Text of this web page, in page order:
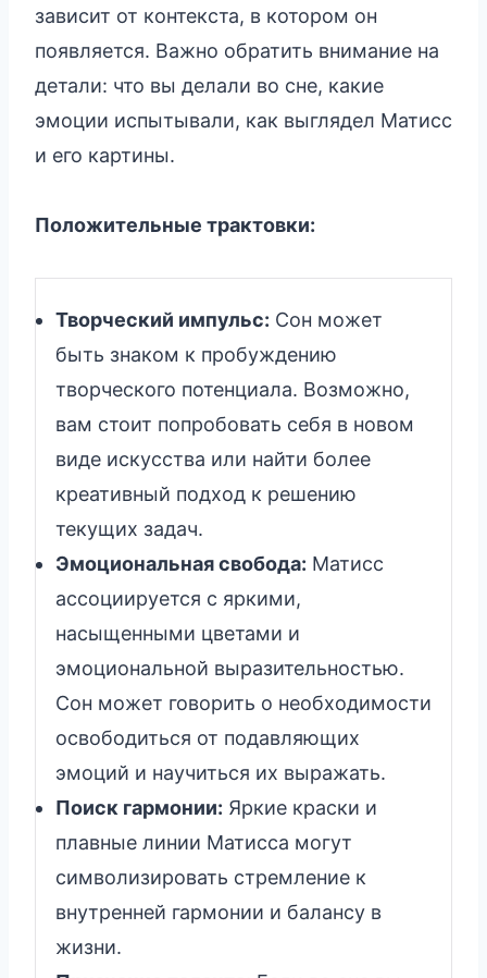
зависит от контекста, в котором он
появляется. Важно обратить внимание на
детали: что вы делали во сне, какие
эмоции испытывали, как выглядел Матисс
и его картины.
Положительные трактовки:
Творческий импульс: Сон может
быть знаком к пробуждению
творческого потенциала. Возможно,
вам стоит попробовать себя в новом
виде искусства или найти более
креативный подход к решению
текущих задач.
Эмоциональная свобода: Матисс
ассоциируется с яркими,
насыщенными цветами и
эмоциональной выразительностью.
Сон может говорить о необходимости
освободиться от подавляющих
эмоций и научиться их выражать.
Поиск гармонии: Яркие краски и
плавные линии Матисса могут
символизировать стремление к
внутренней гармонии и балансу в
жизни.